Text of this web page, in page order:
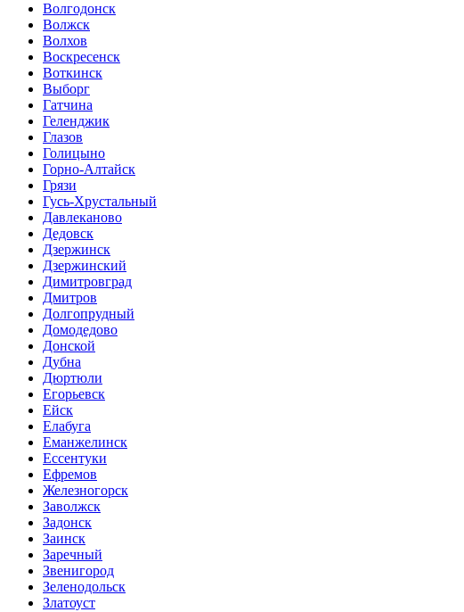
Волгодонск
Волжск
Волхов
Воскресенск
Воткинск
Выборг
Гатчина
Геленджик
Глазов
Голицыно
Горно-Алтайск
Грязи
Гусь-Хрустальный
Давлеканово
Дедовск
Дзержинск
Дзержинский
Димитровград
Дмитров
Долгопрудный
Домодедово
Донской
Дубна
Дюртюли
Егорьевск
Ейск
Елабуга
Еманжелинск
Ессентуки
Ефремов
Железногорск
Заволжск
Задонск
Заинск
Заречный
Звенигород
Зеленодольск
Златоуст